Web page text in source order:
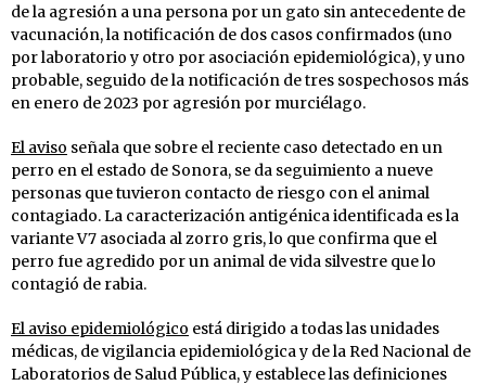
de la agresión a una persona por un gato sin antecedente de
vacunación, la notificación de dos casos confirmados (uno
por laboratorio y otro por asociación epidemiológica), y uno
probable, seguido de la notificación de tres sospechosos más
en enero de 2023 por agresión por murciélago.
El aviso señala que sobre el reciente caso detectado en un
perro en el estado de Sonora, se da seguimiento a nueve
personas que tuvieron contacto de riesgo con el animal
contagiado. La caracterización antigénica identificada es la
variante V7 asociada al zorro gris, lo que confirma que el
perro fue agredido por un animal de vida silvestre que lo
contagió de rabia.
El aviso epidemiológico está dirigido a todas las unidades
médicas, de vigilancia epidemiológica y de la Red Nacional de
Laboratorios de Salud Pública, y establece las definiciones